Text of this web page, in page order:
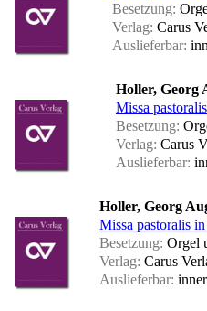
Besetzung:
Verlag: Carus
Auslieferbar:
Holler, Georg
Missa
Besetzung:
Verlag: Carus
Auslieferbar:
Holler, Georg
Missa pastoralis
Besetzung: Orgel
Verlag: Carus
Auslieferbar: